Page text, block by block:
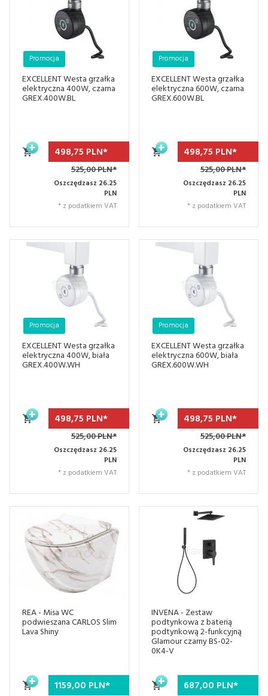
EXCELLENT Westa grzałka
elektryczna 400W, czarna
GREX.400W.BL
Promocja
498,75 PLN*
525,00 PLN*
Oszczędzasz 26.25
PLN
* z podatkiem VAT
EXCELLENT Westa grzałka
elektryczna 600W, czarna
GREX.600W.BL
Promocja
498,75 PLN*
525,00 PLN*
Oszczędzasz 26.25
PLN
* z podatkiem VAT
EXCELLENT Westa grzałka
elektryczna 400W, biała
GREX.400W.WH
Promocja
498,75 PLN*
525,00 PLN*
Oszczędzasz 26.25
PLN
* z podatkiem VAT
EXCELLENT Westa grzałka
elektryczna 600W, biała
GREX.600W.WH
Promocja
498,75 PLN*
525,00 PLN*
Oszczędzasz 26.25
PLN
* z podatkiem VAT
REA - Misa WC
podwieszana CARLOS Slim
Lava Shiny
1159,00 PLN*
INVENA - Zestaw
podtynkowa z baterią
podtynkową 2-funkcyjną
Glamour czarny BS-02-
0K4-V
687,00 PLN*